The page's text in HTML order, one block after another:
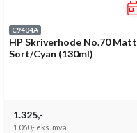
C9404A
HP Skriverhode No.70 Matt
Sort/Cyan (130ml)
1.325,-
1.060,- eks. mva